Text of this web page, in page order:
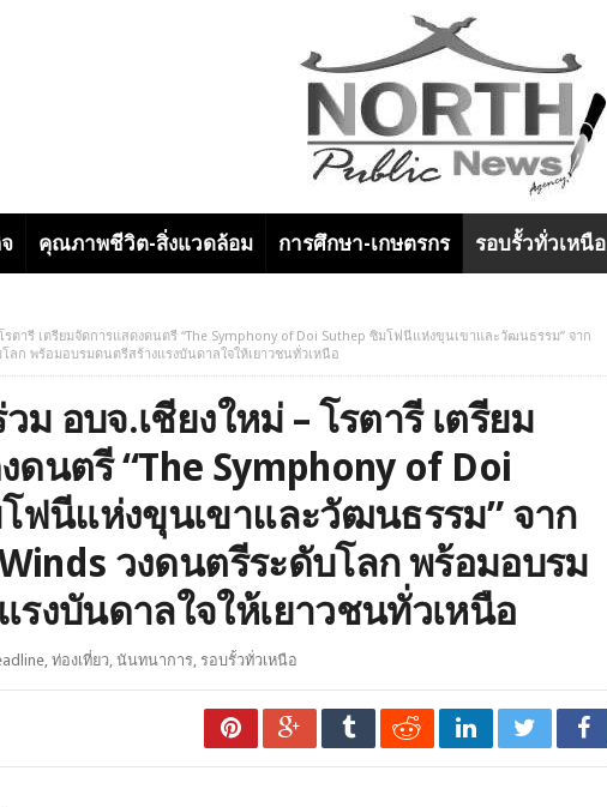
คุณภาพชีวิต-สิ่งแวดล้อม การศึกษา-เกษตรกร รอบรั้วทั่วเหนือ
รตารี เตรียมจัดการแสดงดนตรี “The Symphony of Doi Suthep ซิมโฟนีแห่งขุนเขาและวัฒนธรรม” จาก
ลก พร้อมอบรมดนตรีสร้างแรงบันดาลใจให้เยาวชนทั่วเหนือ
ม อบจ.เชียงใหม่ – โรตารี เตรียม
ดนตรี “The Symphony of Doi
ฟนีแห่งขุนเขาและวัฒนธรรม” จาก
วงดนตรีระดับโลก พร้อมอบรม
รงบันดาลใจให้เยาวชนทั่วเหนือ
, ท่องเที่ยว, นันทนาการ, รอบรั้วทั่วเหนือ